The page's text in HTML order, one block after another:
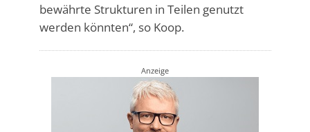
bewährte Strukturen in Teilen genutzt
werden könnten“, so Koop.
Anzeige